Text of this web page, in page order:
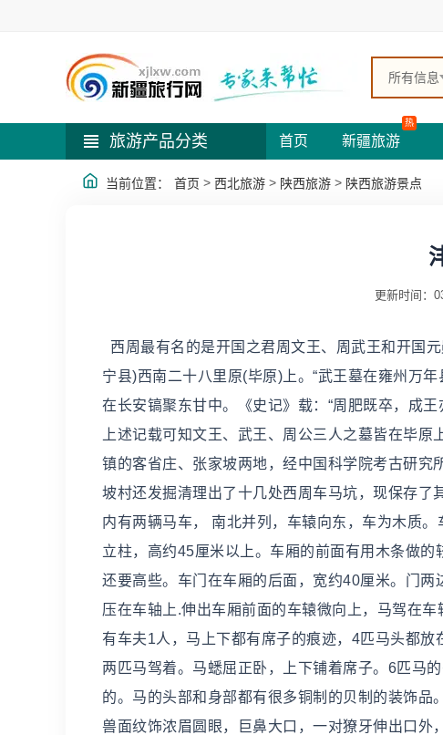
所有信息
旅游产品分类 首页 新疆旅游
热
当前位置： 首页 > 西北旅游 > 陕西旅游 > 陕西旅游景点
更新时间：
西周最有名的是开国之君周文王、周武王和开国
宁县)西南二十八里原(毕原)上。“武王墓在雍州万
在长安镐聚东甘中。《史记》载：“周肥既卒，成
上述记载可知文王、武王、周公三人之墓皆在毕
镇的客省庄、张家坡两地，经中国科学院考古研
坡村还发掘清理出了十几处西周车马坑，现保存
内有两辆马车， 南北并列，车辕向东，车为木质
立柱，高约45厘米以上。车厢的前面有用木条做
还要高些。车门在车厢的后面，宽约40厘米。门
压在车轴上.伸出车厢前面的车辕微向上，马驾在
有车夫1人，马上下都有席子的痕迹，4匹马头都
两匹马驾着。马蟋屈正卧，上下铺着席子。6匹马
的。马的头部和身部都有很多铜制的贝制的装饰
兽面纹饰浓眉圆眼，巨鼻大口，一对獠牙伸出口